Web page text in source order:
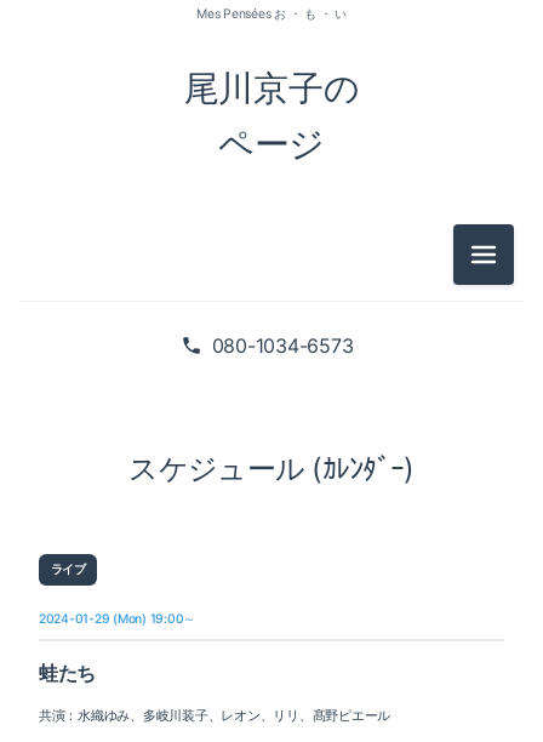
080-1034-6573
尾川京子の
ページ
Mes Pensées お ・ も ・ い
メニュ
スケジュール (ｶﾚﾝﾀﾞｰ)
ライブ
2024-01-29 (Mon) 19:00～
蛙たち
共演：水織ゆみ、多岐川装子、レオン、リリ、髙野ピエール